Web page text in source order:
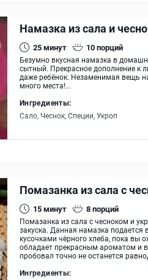
Намазка из сала и
25минут 10порций
Безумно вкусная намазка в
сытный. Прекрасное дополнение
даже ребёнок. Незаменимая вещь
много места!...
Ингредиенты:
Сало, Чеснок, Специи, Укроп
Помазанка из сала с
15минут 8порций
Помазанка из сала с чесноком и
закуска. Данная намазка подается
кусочками чёрного хлеба, пока вы
обладает прекрасным ароматом и
пробовал точно не останется
Ингредиенты: